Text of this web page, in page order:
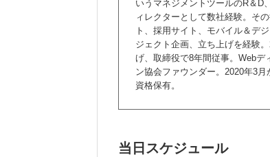
いうマネジメントツールのR＆D
ィレクターとして数社経験。そ
ト、採用サイト、モバイル＆デ
ジェクト企画、立ち上げを経験
げ、取締役で8年間従事。Webデ
ン協会ファウンダー。2020年3
資格保有。
当日スケジュール